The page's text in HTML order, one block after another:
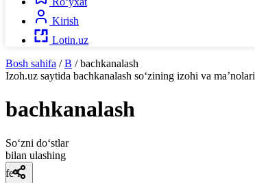
Kirish
Lotin.uz
Bosh sahifa / B / bachkanalash
Izoh.uz saytida bachkanalash so‘zining izohi va ma’nolari
bachkanalash
So‘zni do‘stlar
bilan ulashing
fe’l